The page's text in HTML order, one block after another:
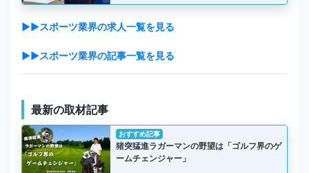
▶▶スポーツ業界の求人一覧を見る
▶▶スポーツ業界の記事一覧を見る
最新の取材記事
おすすめ記事
猪突猛進ラガーマンの野望は「ゴルフ界のゲ
ームチェンジャー」